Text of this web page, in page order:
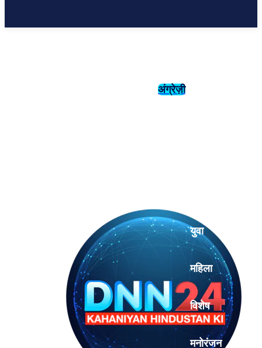
अंग्रेज़ी
युवा
महिला
विशेष
मनोरंजन